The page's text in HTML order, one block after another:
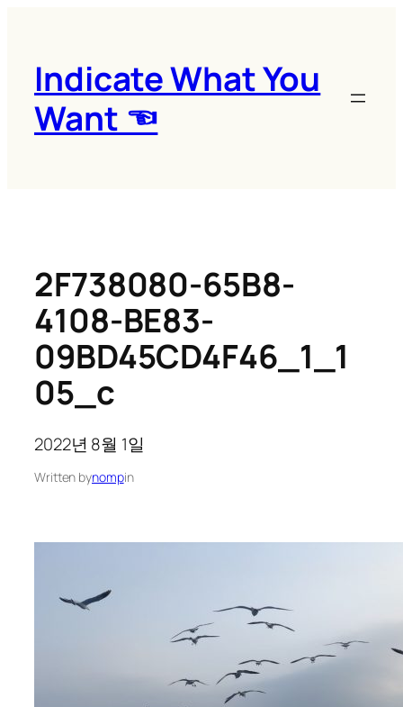
Indicate What You
Want ☜
2F738080-65B8-
4108-BE83-
09BD45CD4F46_1_1
05_c
2022년 8월 1일
Written bynompin